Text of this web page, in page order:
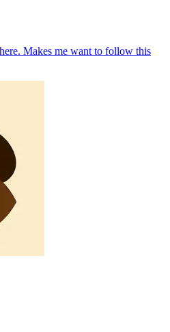
Makes me want to follow this